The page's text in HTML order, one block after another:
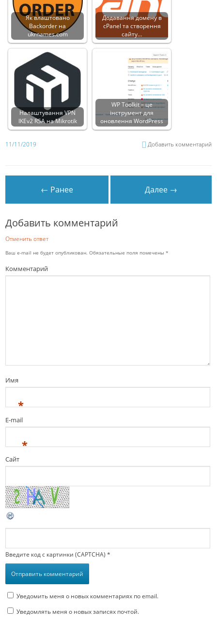
Як влаштовано
Backorder на
ukrnames.com
Додавання домену в
cPanel та створення
сайту…
Налаштування VPN
IKEv2 RSA на Mikrotik
WP Toolkit – це
інструмент для
оновлення WordPress
11/11/2019 Добавить комментарий
← Ранее Далее →
Добавить комментарий
Отменить ответ
Ваш e-mail не будет опубликован. Обязательные поля помечены*
Комментарий
Имя
*
E-mail
*
Сайт
Введите код с картинки (CAPTCHA) *
Уведомить меня о новых комментариях по email.
Уведомлять меня о новых записях почтой.